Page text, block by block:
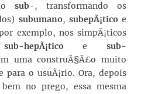
sub-, transformando os
subumano, subepÃ¡ticoe
exemplo, nos simpÃ¡ticos
sub-hepÃ¡tico esub-
uma construÃ§Ã£o muito
para o usuÃ¡rio. Ora, depois
no prego, essa mesma